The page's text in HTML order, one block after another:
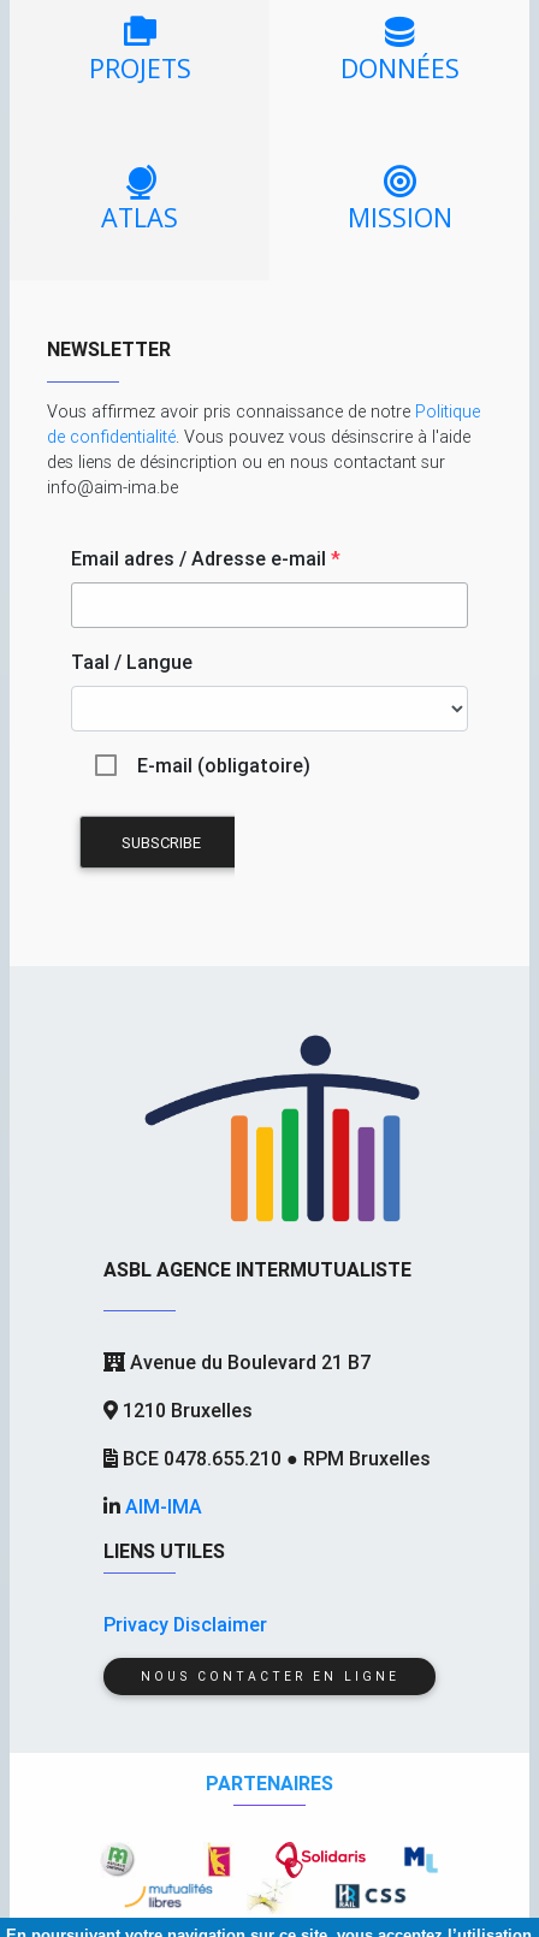
PROJETS DONNÉES
ATLAS MISSION
NEWSLETTER
Vous affirmez avoir pris connaissance de notre Politique
de confidentialité. Vous pouvez vous désinscrire à l'aide
des liens de désincription ou en nous contactant sur
info@aim-ima.be
Email adres / Adresse e-mail *
Taal / Langue
E-mail (obligatoire)
ASBL AGENCE INTERMUTUALISTE
Avenue du Boulevard 21 B7
1210 Bruxelles
BCE 0478.655.210 ● RPM Bruxelles
AIM-IMA
LIENS UTILES
Privacy Disclaimer
NOUS CONTACTER EN LIGNE
PARTENAIRES